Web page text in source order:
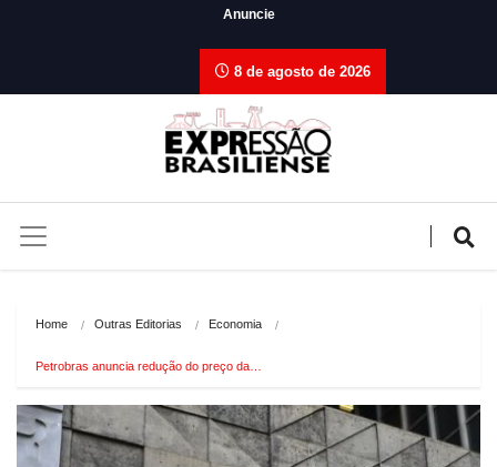
Anuncie
8 de agosto de 2026
Home Outras Editorias Economia
Petrobras anuncia redução do preço da…